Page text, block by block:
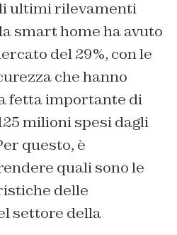
ultimi rilevamenti
smart home ha avuto
del 29%, con le
che hanno
fetta importante di
milioni spesi dagli
questo, è
quali sono le
delle
settore della